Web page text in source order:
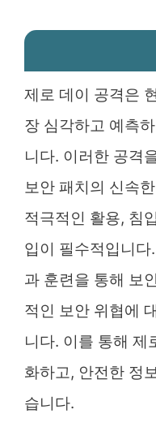
제로 데이 공격은
장 심각하고 예측
니다. 이러한 공격
보안 패치의 신속
적극적인 활용, 침
입이 필수적입니
과 훈련을 통해 보
적인 보안 위협에
니다. 이를 통해 제
화하고, 안전한 정
습니다.